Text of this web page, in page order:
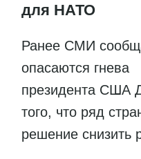
для НАТО
Ранее СМИ
опасаются гнева
президента США
того, что ряд
решение снизить